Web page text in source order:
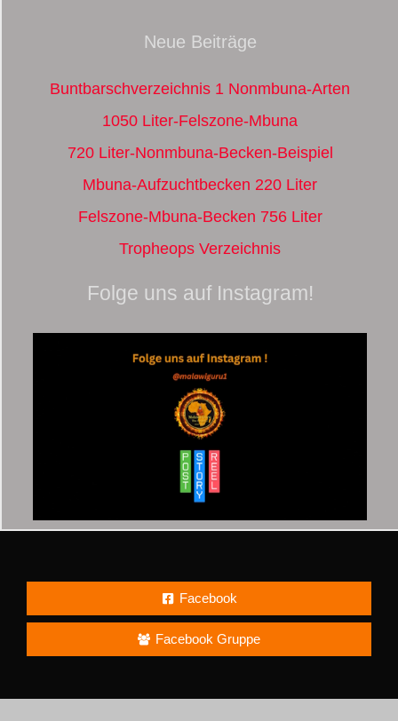
Neue Beiträge
Buntbarschverzeichnis 1 Nonmbuna-Arten
1050 Liter-Felszone-Mbuna
720 Liter-Nonmbuna-Becken-Beispiel
Mbuna-Aufzuchtbecken 220 Liter
Felszone-Mbuna-Becken 756 Liter
Tropheops Verzeichnis
Folge uns auf Instagram!
Facebook
Facebook Gruppe